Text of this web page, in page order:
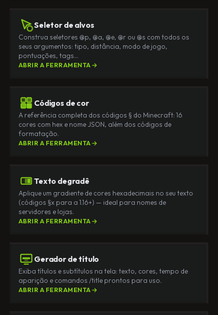
Seletor de alvos
Construa seletores @p, @a, @e, @r ou @s com todos os
seus argumentos: tipo, distância, modo de jogo,
pontuações, tags…
ABRIR A FERRAMENTA
Códigos de cor
A referência completa dos códigos § do Minecraft: 16
cores com hex e nome JSON, além dos códigos de
formatação.
ABRIR A FERRAMENTA
Texto degradê
Aplique um gradiente de cores hexadecimais no seu texto
(códigos §x para a 1.16+) — ideal para nomes de
servidores e lojas.
ABRIR A FERRAMENTA
Gerador de título
Exiba títulos e subtítulos na tela: texto, cores, tempo de
aparição e comandos /title prontos para uso.
ABRIR A FERRAMENTA